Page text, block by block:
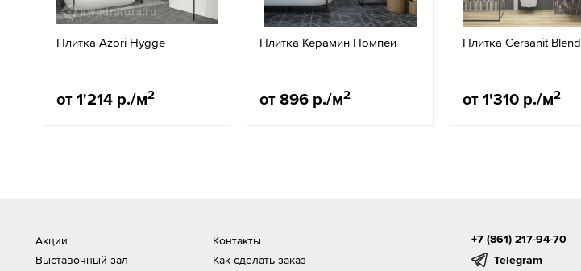
Плитка Azori Hygge
от 1'214 р./м2
Плитка Керамин Помпеи
от 896 р./м2
Плитка Cersanit Blend
от 1'310 р./м2
Акции
Выставочный зал
Контакты
Как сделать заказ
+7 (861) 217-94-70
Telegram